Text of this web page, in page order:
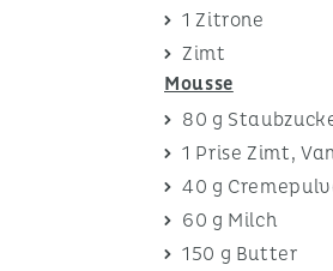
1 Zitrone
Zimt
Mousse
80 g
1 Prise Zimt,
40 g
60 g Milch
150 g Butter